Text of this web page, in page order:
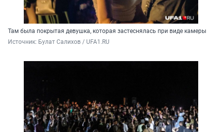
Там была покрытая девушка, которая застеснялась при виде камеры
Источник: Булат Салихов / UFA1.RU